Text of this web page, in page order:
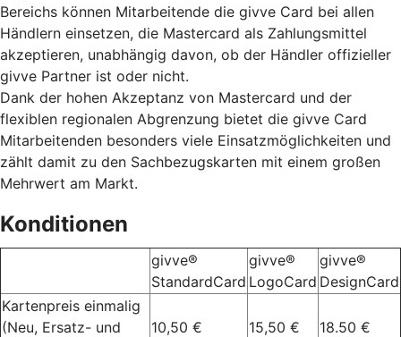
Bereichs können Mitarbeitende die givve Card bei allen
Händlern einsetzen, die Mastercard als Zahlungsmittel
akzeptieren, unabhängig davon, ob der Händler offizieller
givve Partner ist oder nicht.
Dank der hohen Akzeptanz von Mastercard und der
flexiblen regionalen Abgrenzung bietet die givve Card
Mitarbeitenden besonders viele Einsatzmöglichkeiten und
zählt damit zu den Sachbezugskarten mit einem großen
Mehrwert am Markt.
Konditionen
givve®
StandardCard
givve®
LogoCard
givve®
DesignCard
Kartenpreis einmalig
(Neu, Ersatz- und
10,50 € 15,50 € 18.50 €